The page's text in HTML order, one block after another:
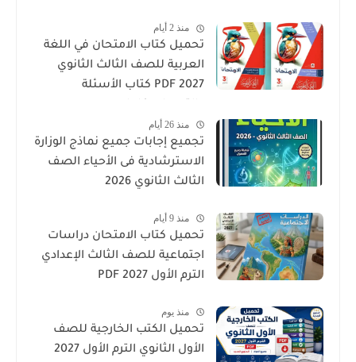
منذ 2 أيام
تحميل كتاب الامتحان في اللغة
العربية للصف الثالث الثانوي
2027 PDF كتاب الأسئلة
منذ 26 أيام
تجميع إجابات جميع نماذج الوزارة
الاسترشادية فى الأحياء الصف
الثالث الثانوي 2026
منذ 9 أيام
تحميل كتاب الامتحان دراسات
اجتماعية للصف الثالث الإعدادي
الترم الأول 2027 PDF
منذ يوم
تحميل الكتب الخارجية للصف
الأول الثانوي الترم الأول 2027